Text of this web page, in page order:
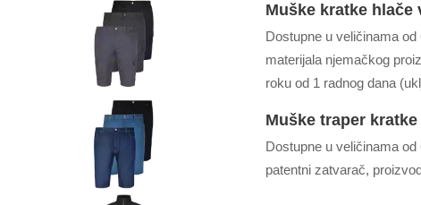
Muške kratke
Dostupne u veličinama
materijala njemačkog
roku od 1 radnog dana
Muške traper
Dostupne u veličinama
patentni zatvarač,